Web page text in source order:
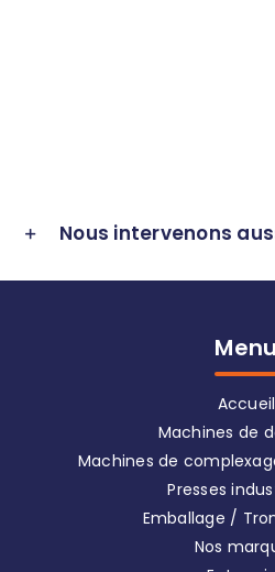
Nous intervenons
Menu
Accueil
Machines de
Machines de
Presses
Emballage /
Nos